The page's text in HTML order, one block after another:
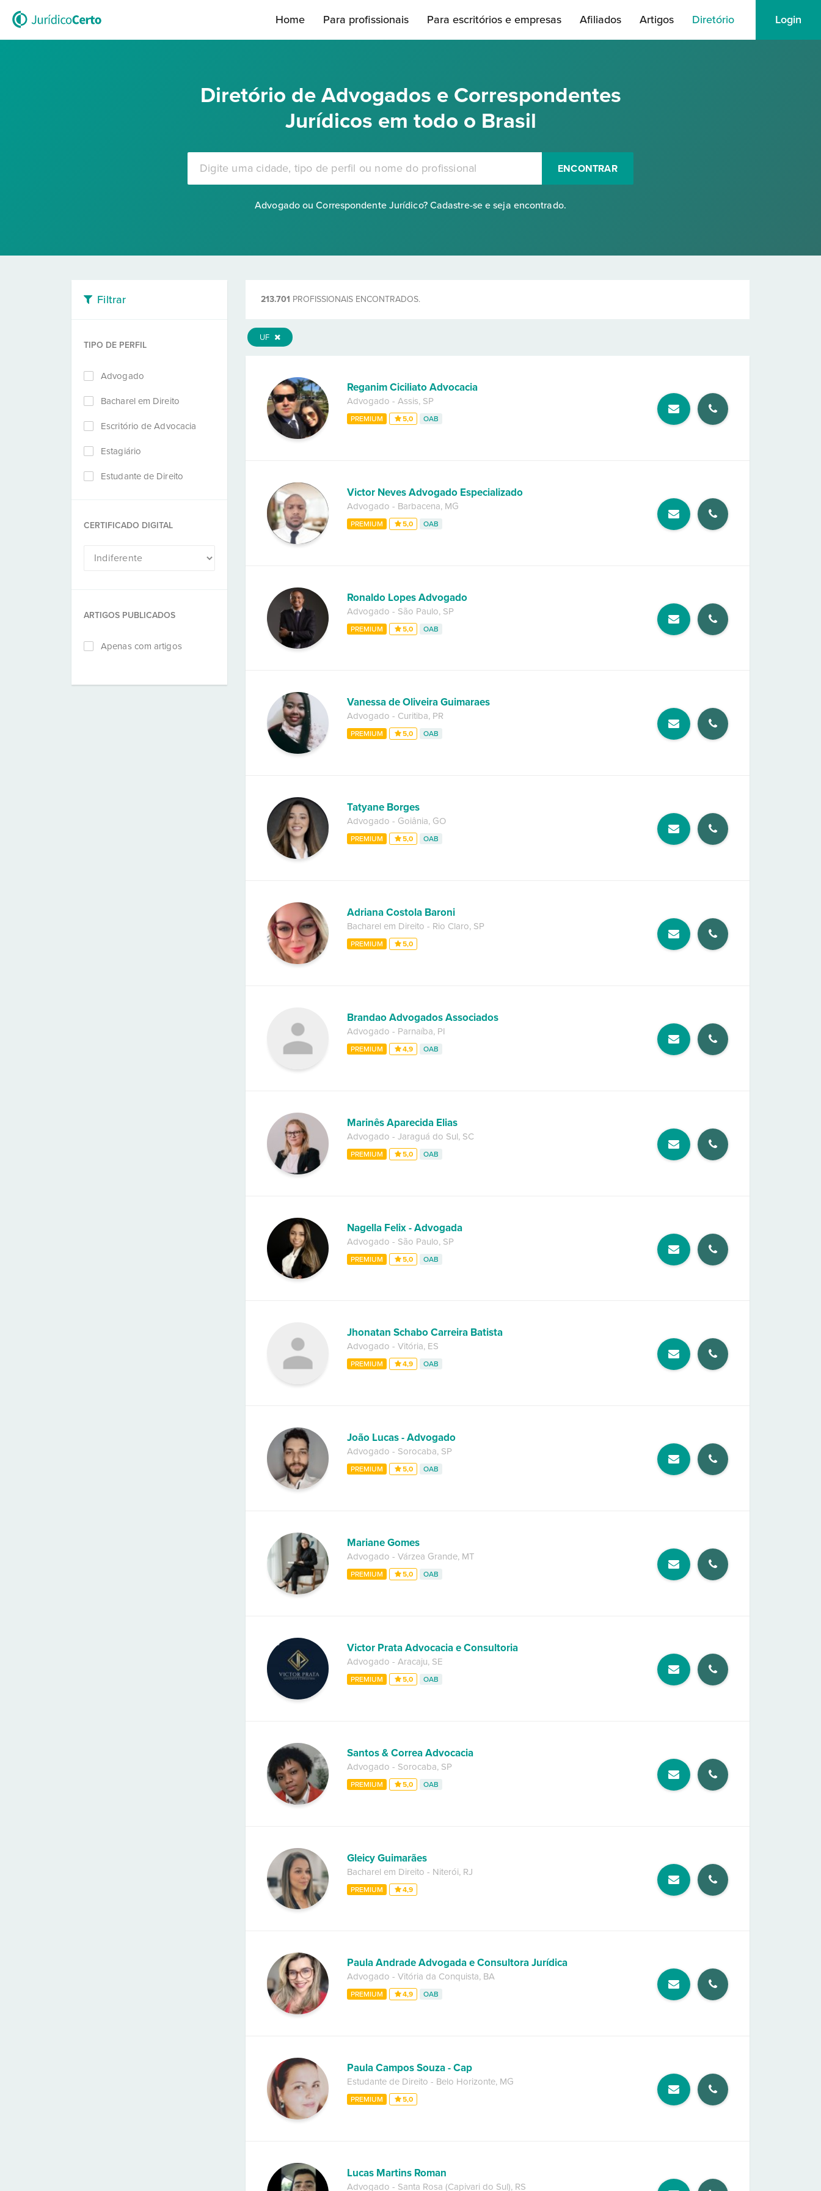
Home Para profissionais Para escritórios e empresas Afiliados Artigos Diretório Login
Diretório de Advogados e Correspondentes
Jurídicos em todo o Brasil
ENCONTRAR
Advogado ou Correspondente Jurídico? Cadastre-se e seja encontrado.
Filtrar
TIPO DE PERFIL
Advogado
Bacharel em Direito
Escritório de Advocacia
Estagiário
Estudante de Direito
CERTIFICADO DIGITAL
ARTIGOS PUBLICADOS
Apenas com artigos
213.701 PROFISSIONAIS ENCONTRADOS.
UF
Reganim Ciciliato Advocacia
Advogado - Assis, SP
PREMIUM 5,0 OAB
Victor Neves Advogado Especializado
Advogado - Barbacena, MG
PREMIUM 5,0 OAB
Ronaldo Lopes Advogado
Advogado - São Paulo, SP
PREMIUM 5,0 OAB
Vanessa de Oliveira Guimaraes
Advogado - Curitiba, PR
PREMIUM 5,0 OAB
Tatyane Borges
Advogado - Goiânia, GO
PREMIUM 5,0 OAB
Adriana Costola Baroni
Bacharel em Direito - Rio Claro, SP
PREMIUM 5,0
Brandao Advogados Associados
Advogado - Parnaíba, PI
PREMIUM 4,9 OAB
Marinês Aparecida Elias
Advogado - Jaraguá do Sul, SC
PREMIUM 5,0 OAB
Nagella Felix - Advogada
Advogado - São Paulo, SP
PREMIUM 5,0 OAB
Jhonatan Schabo Carreira Batista
Advogado - Vitória, ES
PREMIUM 4,9 OAB
João Lucas - Advogado
Advogado - Sorocaba, SP
PREMIUM 5,0 OAB
Mariane Gomes
Advogado - Várzea Grande, MT
PREMIUM 5,0 OAB
Victor Prata Advocacia e Consultoria
Advogado - Aracaju, SE
PREMIUM 5,0 OAB
Santos & Correa Advocacia
Advogado - Sorocaba, SP
PREMIUM 5,0 OAB
Gleicy Guimarães
Bacharel em Direito - Niterói, RJ
PREMIUM 4,9
Paula Andrade Advogada e Consultora Jurídica
Advogado - Vitória da Conquista, BA
PREMIUM 4,9 OAB
Paula Campos Souza - Cap
Estudante de Direito - Belo Horizonte, MG
PREMIUM 5,0
Lucas Martins Roman
Advogado - Santa Rosa (Capivari do Sul), RS